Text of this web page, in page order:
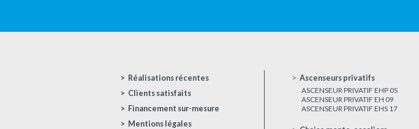
Réalisations récentes
Clients satisfaits
Financement sur-mesure
Mentions légales
Ascenseurs privatifs
ASCENSEUR PRIVATIF EHP 05
ASCENSEUR PRIVATIF EH 09
ASCENSEUR PRIVATIF EHS 17